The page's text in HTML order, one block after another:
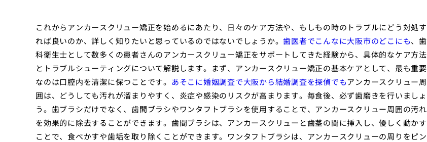
これからアンカースクリュー矯正を始めるにあたり、日々のケア方法や、もしもの時のトラブルにどう対処す
れば良いのか、詳しく知りたいと思っているのではないでしょうか。歯医者でこんなに大阪市のどこにも、歯
科衛生士として数多くの患者さんのアンカースクリュー矯正をサポートしてきた経験から、具体的なケア方法
とトラブルシューティングについて解説します。まず、アンカースクリュー矯正の基本ケアとして、最も重要
なのは口腔内を清潔に保つことです。 あそこに婚姻調査で大阪から結婚調査を探偵でもアンカースクリュー周
囲は、どうしても汚れが溜まりやすく、炎症や感染のリスクが高まります。毎食後、必ず歯磨きを行いましょ
う。歯ブラシだけでなく、歯間ブラシやワンタフトブラシを使用することで、アンカースクリュー周囲の汚れ
を効果的に除去することができます。歯間ブラシは、アンカースクリューと歯茎の間に挿入し、優しく動かす
ことで、食べかすや歯垢を取り除くことができます。ワンタフトブラシは、アンカースクリューの周りをピン